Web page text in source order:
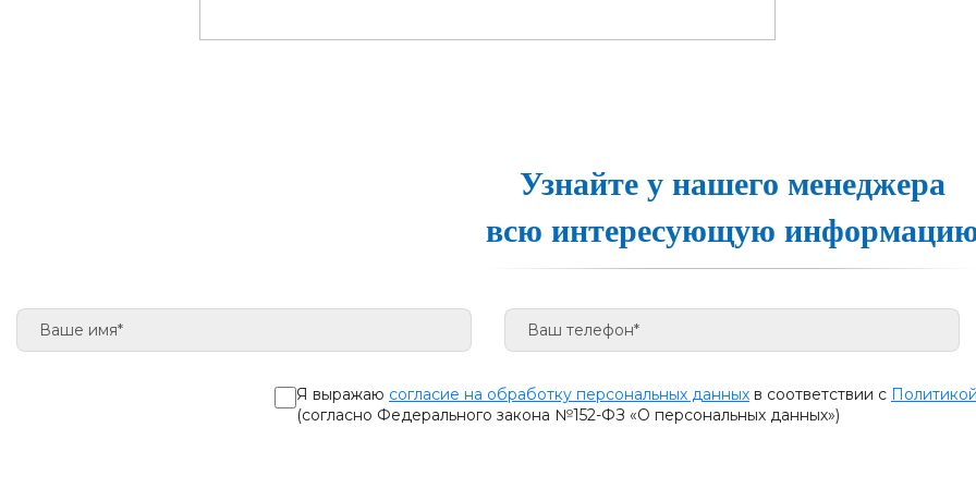
Узнайте у нашего менеджера
всю интересующую
Я выражаю согласие на обработку персональных данных в соответствии с
(согласно Федерального закона №152-ФЗ «О персональных данных»)